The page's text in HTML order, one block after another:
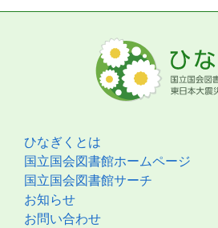
ひなぎくとは
国立国会図書館ホームページ
国立国会図書館サーチ
お知らせ
お問い合わせ